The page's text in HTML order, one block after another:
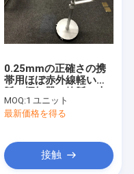
器
0.25mmの正確さの携
帯用ほぼ赤外線軽い静
査器
MOQ:1 ユニット
最新価格を得る
接触